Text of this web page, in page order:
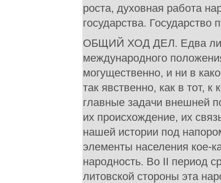
роста, духовная работа
государства. Государство
ОБЩИЙ ХОД ДЕЛ. Едва ли в
международного
могущественно, и ни в
так явственно, как в тот,
главные задачи внешней
их происхождение, их
нашей истории под
элементы населения кое-
народность. Во II период
литовской стороны эта